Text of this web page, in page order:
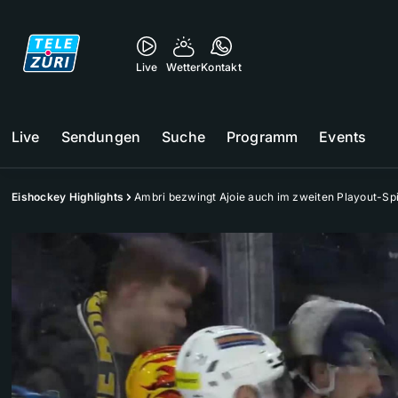
Live WetterKontakt
Live Sendungen Suche Programm Events
Eishockey Highlights Ambri bezwingt Ajoie auch im zweiten Playout-